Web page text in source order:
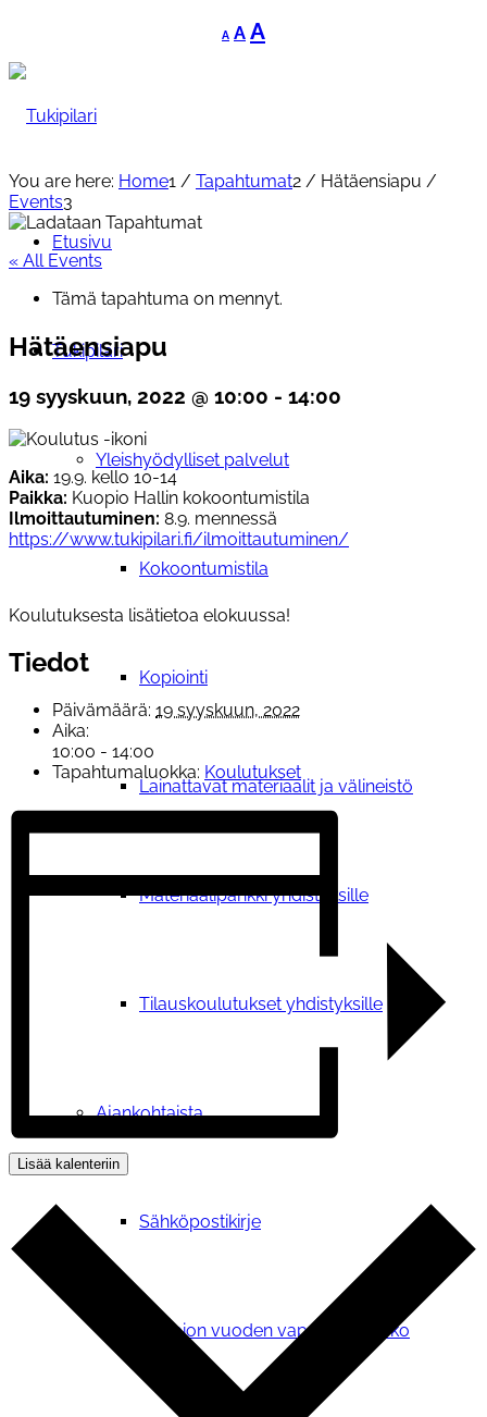
A
Decrease
font
A Reset
font
AIncrease
Etusivu
Tukipilari
Yleishyödylliset palvelut
Kokoontumistila
Kopiointi
Lainattavat materiaalit ja välineistö
Materiaalipankki yhdistyksille
Tilauskoulutukset yhdistyksille
Ajankohtaista
Sähköpostikirje
Kuopion vuoden vapaaehtoisteko
You are here: Home1 / Tapahtumat2 / Hätäensiapu /
Events3
« All Events
Tämä tapahtuma on mennyt.
Hätäensiapu
19 syyskuun, 2022 @ 10:00 - 14:00
Aika: 19.9. kello 10-14
Paikka: Kuopio Hallin kokoontumistila
Ilmoittautuminen: 8.9. mennessä
https://www.tukipilari.fi/ilmoittautuminen/
Koulutuksesta lisätietoa elokuussa!
Tiedot
Päivämäärä: 19 syyskuun, 2022
Aika:
10:00 - 14:00
Tapahtumaluokka: Koulutukset
Lisää kalenteriin